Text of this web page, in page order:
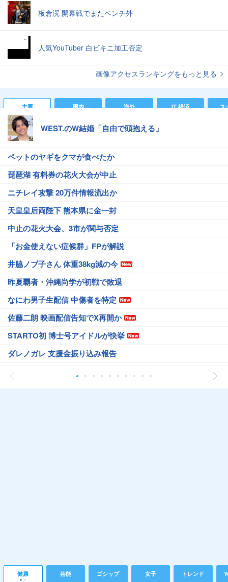
板倉滉 開幕戦でまたベンチ外
人気YouTuber 白ビキニ加工否定
画像アクセスランキングをもっと見る
主要 国内 海外 IT 経済 ス
WEST.のW結婚「自由で頭抱える」
ペットのヤギをクマが食べたか
琵琶湖 有料券の花火大会が中止
ニチレイ攻撃 20万件情報流出か
天皇皇后両陛下 熊本県に金一封
中止の花火大会、3市が関与否定
「お金使えない症候群」FPが解説
井脇ノブ子さん 体重38kg減の今
昨夏覇者・沖縄尚学が初戦で敗退
なにわ男子生配信 中傷者を特定
佐藤二朗 映画配信告知でX再開か
STARTO初 博士号アイドルが快挙
ダレノガレ 支援金振り込み報告
健康 芸能 ゴシップ 女子 トレンド